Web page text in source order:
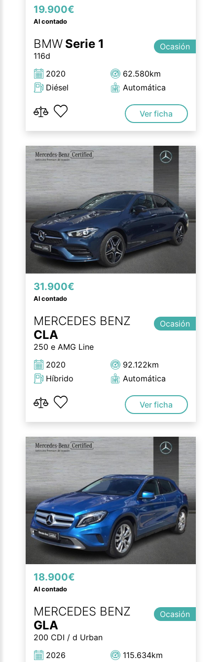
19.900€
Al contado
BMW Serie 1
116d
Ocasión
2020
Diésel
62.580km
Automática
Ver ficha
31.900€
Al contado
MERCEDES BENZ
CLA
250 e AMG Line
Ocasión
2020
Híbrido
92.122km
Automática
Ver ficha
18.900€
Al contado
MERCEDES BENZ
GLA
200 CDI / d Urban
Ocasión
2026
115.634km